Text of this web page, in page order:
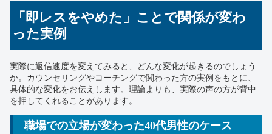
「即レスをやめた」ことで関係が変わ
った実例
実際に返信速度を変えてみると、どんな変化が起きるのでしょう
か。カウンセリングやコーチングで関わった方の実例をもとに、
具体的な変化をお伝えします。理論よりも、実際の声の方が背中
を押してくれることがあります。
職場での立場が変わった40代男性のケース